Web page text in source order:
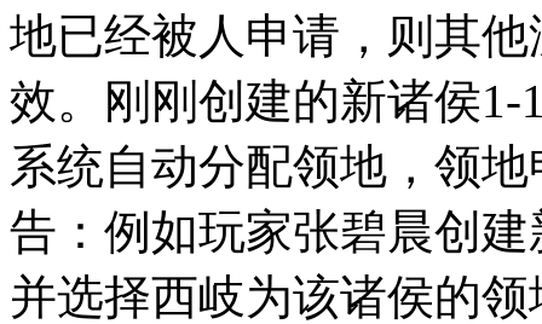
地已经被人申请，则其
效。刚刚创建的新诸侯1-
系统自动分配领地，领
告：例如玩家张碧晨创
并选择西岐为该诸侯的